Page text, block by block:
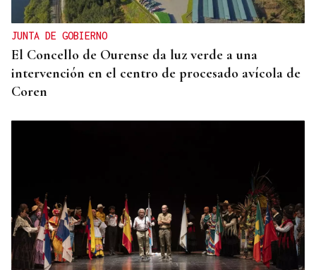
JUNTA DE GOBIERNO
El Concello de Ourense da luz verde a una
intervención en el centro de procesado avícola de
Coren